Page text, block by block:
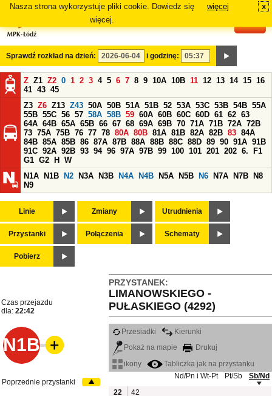
Nasza strona wykorzystuje pliki cookie. Dowiedz się
więcej.
więcej x
Sprawdź rozkład na dzień: i godzinę:
Z Z1 Z2 0 1 2 3 4 5 6 7 8 9 10A 10B 11 12 13 14 15 16
41 43 45
Z3 Z6 Z13 Z43 50A 50B 51A 51B 52 53A 53C 53B 54B 55A
55B 55C 56 57 58A 58B 59 60A 60B 60C 60D 61 62 63
64A 64B 65A 65B 66 67 68 69A 69B 70 71A 71B 72A 72B
73 75A 75B 76 77 78 80A 80B 81A 81B 82A 82B 83 84A
84B 85A 85B 86 87A 87B 88A 88B 88C 88D 89 90 91A 91B
91C 92A 92B 93 94 96 97A 97B 99 100 101 201 202 6.
F1
G1 G2 H
W
N1A
N1B N2 N3A N3B N4A N4B N5A N5B N6 N7A N7B
N8
N9
Linie Zmiany Utrudnienia
Przystanki Połączenia Schematy
Pobierz
PRZYSTANEK:
LIMANOWSKIEGO -
PUŁASKIEGO (4292)
Czas przejazdu
dla: 22:42
N1B
Przesiadki
Kierunki
Pokaż na mapie
Drukuj
ikony
Tabliczka jak na przystanku
Nd/Pn i Wt-Pt
Pt/Sb
Sb/Nd
22
42
Poprzednie przystanki